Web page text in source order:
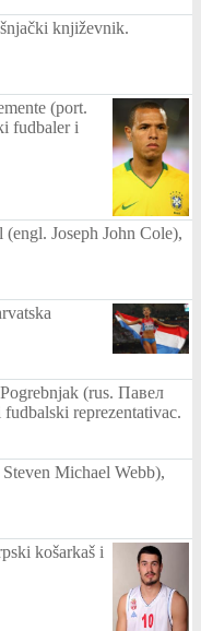
književnik.
(port.
fudbaler i
Joseph John Cole),
(rus. Павел
reprezentativac.
Michael Webb),
košarkaš i